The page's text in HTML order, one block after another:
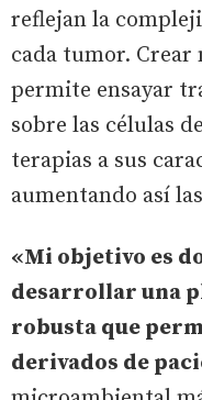
reflejan la
cada tumor. Crear
permite ensayar
sobre las células
terapias a sus
aumentando así
«Mi objetivo es
desarrollar una
robusta que
derivados de